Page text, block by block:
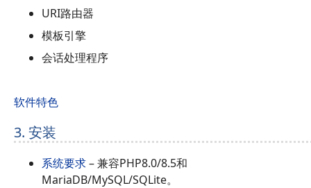
URI路由器
模板引擎
会话处理程序
软件特色
3. 安装
系统要求– 兼容PHP8.0/8.5和
MariaDB/MySQL/SQLite。